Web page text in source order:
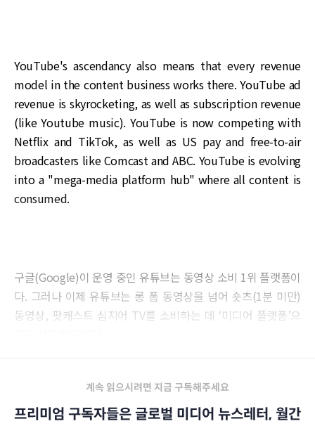
YouTube's ascendancy also means that every revenue
model in the content business works there. YouTube ad
revenue is skyrocketing, as well as subscription revenue
(like Youtube music). YouTube is now competing with
Netflix and TikTok, as well as US pay and free-to-air
broadcasters like Comcast and ABC. YouTube is evolving
into a "mega-media platform hub" where all content is
consumed.
구글(Google)이 운영 중인 유튜브는 동영상 소비 1위 플랫폼이
다. 그러나 이제 유튜브는 롱 폼 동영상을 넘어 숏츠(1분 미만)
동영상, 팟캐스트 심지어 TV를 소비하는 데 ‘미디어 플랫폼’으
계속 읽으시려면 지금 구독해주세요
프리미엄 구독자들은 글로벌 미디어 뉴스레터, 월간